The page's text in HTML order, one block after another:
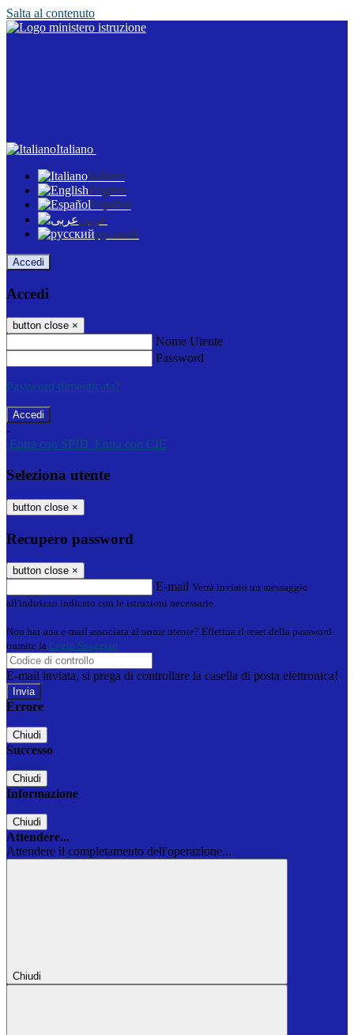
Salta al contenuto
Italiano
Italiano
English
Español
عربى
русский
Accedi
Accedi
button close ×
Nome Utente
Password
Password dimenticata?
-
Entra con SPID Entra con CIE
Seleziona utente
button close ×
Recupero password
button close ×
E-mail Verrà inviato un messaggio
all'indirizzo indicato con le istruzioni necessarie.
Non hai una e-mail associata al nome utente? Effettua il reset della password
tramite la Login Spaggiari
E-mail inviata, si prega di controllare la casella di posta elettronica!
Errore
Chiudi
Successo
Chiudi
Informazione
Chiudi
Attendere...
Attendere il completamento dell'operazione...
Chiudi